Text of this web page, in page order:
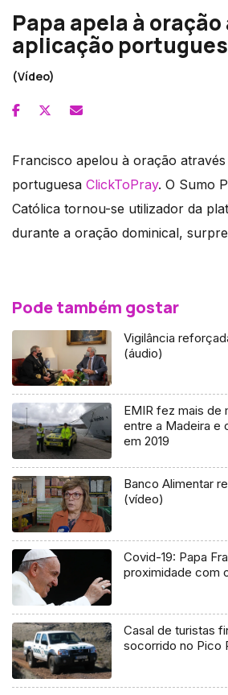
Papa apela à
aplicação
(Vídeo)
Francisco apelou à oração
portuguesa ClickToPray. O Sumo
Católica tornou-se utilizador da
durante a oração dominical,
Pode também gostar
Vigilância
(áudio)
EMIR fez mais de
entre a Madeira e
em 2019
Banco Alimentar
(vídeo)
Covid-19: Papa
proximidade com
Casal de turistas
socorrido no Pico